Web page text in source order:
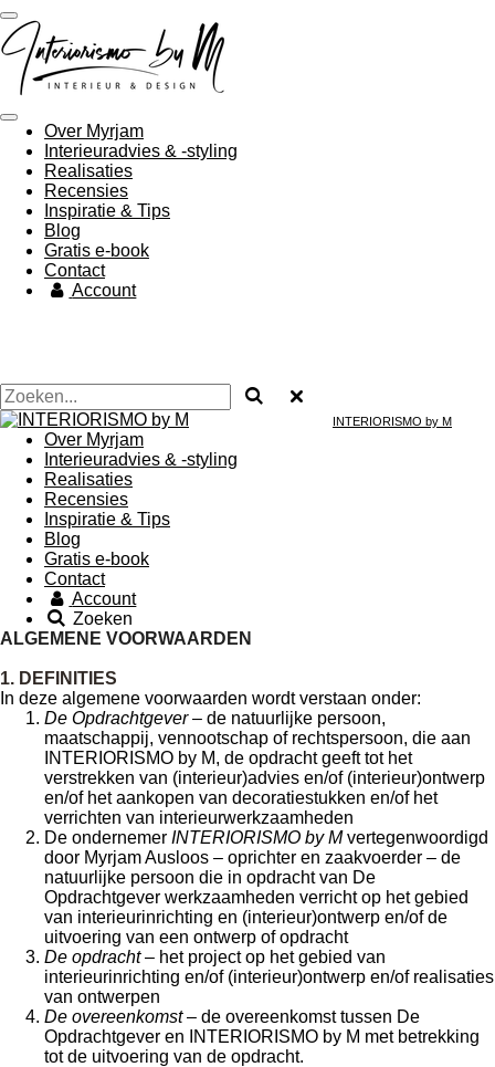
Ga
direct
naar
de
hoofdinhoud
Over Myrjam
Interieuradvies & -styling
Realisaties
Recensies
Inspiratie & Tips
Blog
Gratis e-book
Contact
Account
INTERIORISMO by M
Over Myrjam
Interieuradvies & -styling
Realisaties
Recensies
Inspiratie & Tips
Blog
Gratis e-book
Contact
Account
Zoeken
ALGEMENE VOORWAARDEN
1. DEFINITIES
In deze algemene voorwaarden wordt verstaan onder:
De Opdrachtgever– de natuurlijke persoon,
maatschappij, vennootschap of rechtspersoon, die aan
INTERIORISMO by M, de opdracht geeft tot het
verstrekken van (interieur)advies en/of (interieur)ontwerp
en/of het aankopen van decoratiestukken en/of het
verrichten van interieurwerkzaamheden
De ondernemer INTERIORISMO by Mvertegenwoordigd
door Myrjam Ausloos – oprichter en zaakvoerder – de
natuurlijke persoon die in opdracht van De
Opdrachtgever werkzaamheden verricht op het gebied
van interieurinrichting en (interieur)ontwerp en/of de
uitvoering van een ontwerp of opdracht
De opdracht– het project op het gebied van
interieurinrichting en/of (interieur)ontwerp en/of realisaties
van ontwerpen
De overeenkomst– de overeenkomst tussen De
Opdrachtgever en INTERIORISMO by M met betrekking
tot de uitvoering van de opdracht.